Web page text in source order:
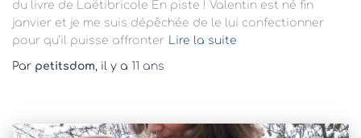
du livre de Laëtibricole En piste ! Valentin est né fin
janvier et je me suis dépêchée de le lui confectionner
pour qu’il puisse affronter
Lire la suite
Par petitsdom, il y a 11 ans